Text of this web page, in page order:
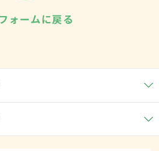
ォームに戻る